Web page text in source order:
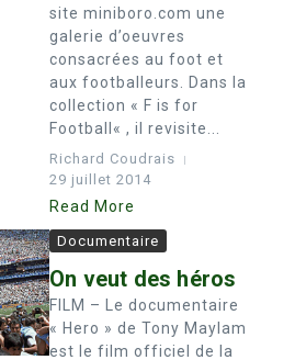
site miniboro.com une
galerie d’oeuvres
consacrées au foot et
aux footballeurs. Dans la
collection « F is for
Football« , il revisite...
Richard Coudrais
29 juillet 2014
Read More
Documentaire
On veut des héros
FILM – Le documentaire
« Hero » de Tony Maylam
est le film officiel de la